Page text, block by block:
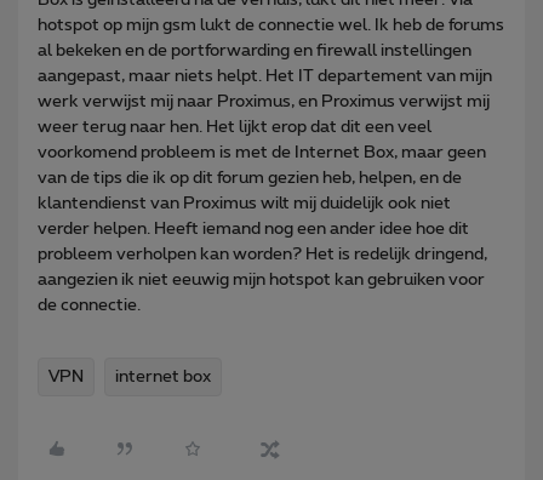
hotspot op mijn gsm lukt de connectie wel. Ik heb de forums
al bekeken en de portforwarding en firewall instellingen
aangepast, maar niets helpt. Het IT departement van mijn
werk verwijst mij naar Proximus, en Proximus verwijst mij
weer terug naar hen. Het lijkt erop dat dit een veel
voorkomend probleem is met de Internet Box, maar geen
van de tips die ik op dit forum gezien heb, helpen, en de
klantendienst van Proximus wilt mij duidelijk ook niet
verder helpen. Heeft iemand nog een ander idee hoe dit
probleem verholpen kan worden? Het is redelijk dringend,
aangezien ik niet eeuwig mijn hotspot kan gebruiken voor
de connectie.
VPN internet box